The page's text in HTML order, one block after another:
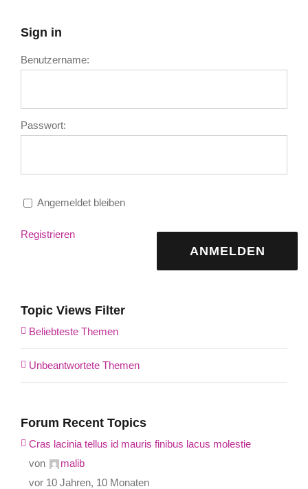
Sign in
Benutzername:
Passwort:
Angemeldet bleiben
ANMELDEN
Registrieren
Topic Views Filter
Beliebteste Themen
Unbeantwortete Themen
Forum Recent Topics
Cras lacinia tellus id mauris finibus lacus molestie
von
malib
vor 10 Jahren, 10 Monaten